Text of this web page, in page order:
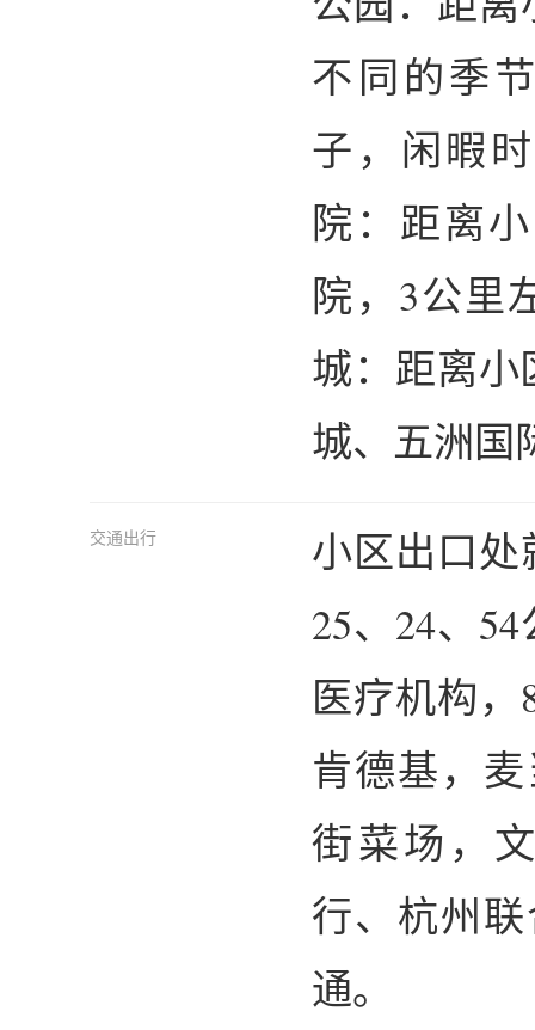
不同的季
子，闲暇
院：距离
院，3公里
城：距离小
城、五洲国
交通出行
小区出口处
25、24、
医疗机构
肯德基，
街菜场，
行、杭州
通。